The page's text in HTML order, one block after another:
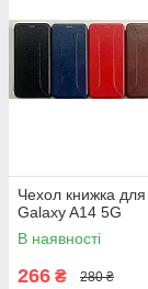
Чехол книжка
Galaxy A14 5G
В наявності
266 ₴ 280 ₴